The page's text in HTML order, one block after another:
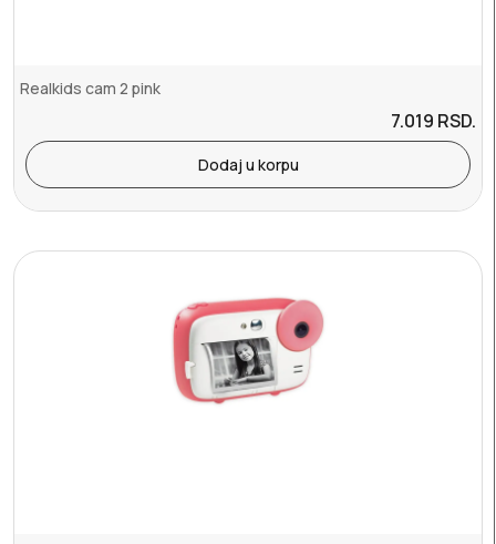
Realkids cam 2 pink
7.019 RSD.
Dodaj u korpu